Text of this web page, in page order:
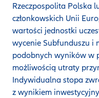
Rzeczpospolita Polska
członkowskich Unii
wartości jednostki
wycenie Subfunduszu i
podobnych wyników w
możliwością utraty
Indywidualna stopa
z wynikiem